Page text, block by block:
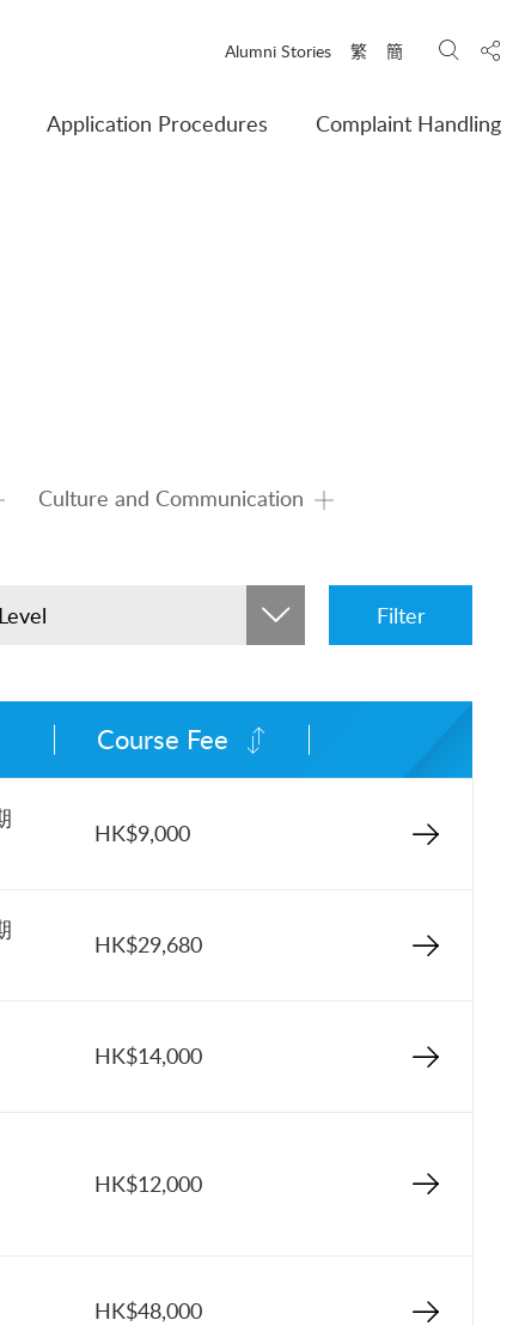
Alumni Stories 繁 簡 Search
Application Procedures Complaint Handling
Culture and Communication
Level Filter
Course Fee
HK$9,000
HK$29,680
HK$14,000
HK$12,000
HK$48,000